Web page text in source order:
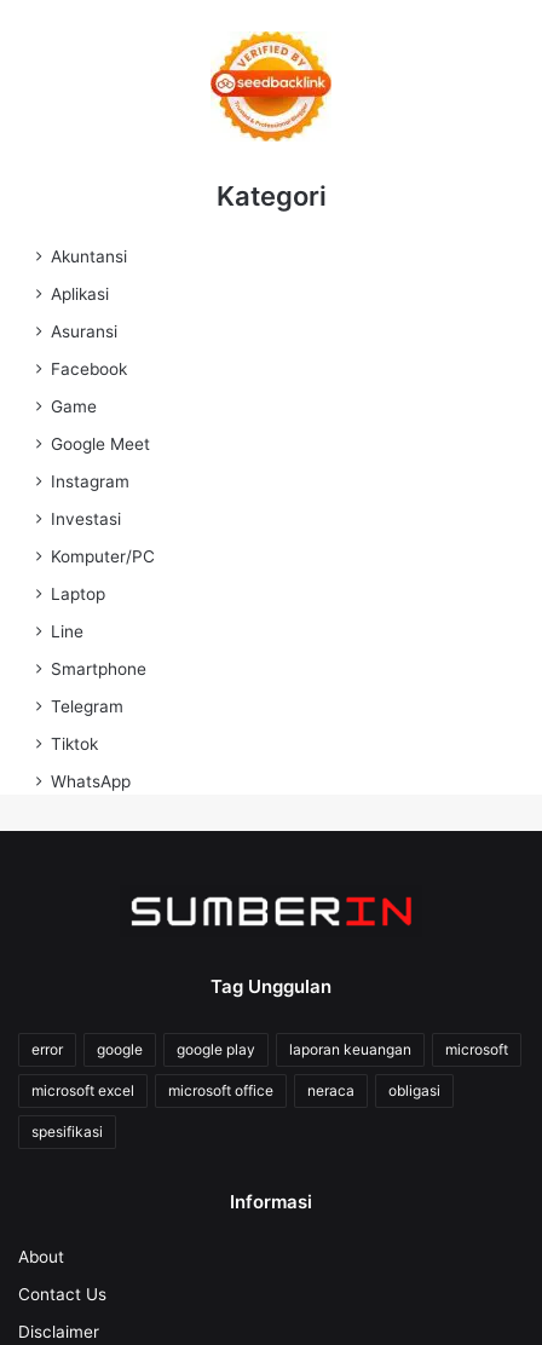
Kategori
Akuntansi
Aplikasi
Asuransi
Facebook
Game
Google Meet
Instagram
Investasi
Komputer/PC
Laptop
Line
Smartphone
Telegram
Tiktok
WhatsApp
Tag Unggulan
error google google play laporan keuangan microsoft
microsoft excel microsoft office neraca obligasi
spesifikasi
Informasi
About
Contact Us
Disclaimer